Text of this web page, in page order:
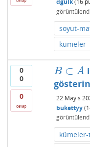
görüntülendi
soyut-
kümeler
0
0
0
cevap
B ⊂ A
B⊂A
22 Mayıs
bukettyy (
görüntülendi